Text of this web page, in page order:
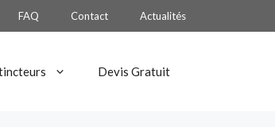
FAQ Contact Actualités
Devis Gratuit